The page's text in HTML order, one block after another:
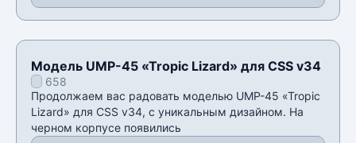
Модель UMP-45 «Tropic Lizard» для CSS v34
658
Продолжаем вас радовать моделью UMP-45 «Tropic
Lizard» для CSS v34, с уникальным дизайном. На
черном корпусе появились